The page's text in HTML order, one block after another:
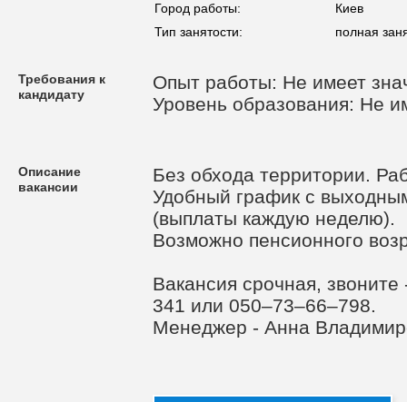
Город работы:
Киев
Тип занятости:
полная
Требования к
кандидату
Опыт работы: Не имеет
Уровень образования: Не
Описание
вакансии
Без обхода территории.
Удобный график с
(выплаты каждую неделю).
Возможно пенсионного
Вакансия срочная,
341 или 050–73–66–798.
Менеджер - Анна